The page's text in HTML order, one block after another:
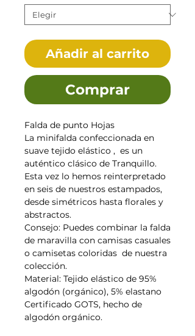
Añadir al carrito
Comprar
Falda de punto Hojas
La minifalda confeccionada en
suave tejido elástico , es un
auténtico clásico de Tranquillo.
Esta vez lo hemos reinterpretado
en seis de nuestros estampados,
desde simétricos hasta florales y
abstractos.
Consejo: Puedes combinar la falda
de maravilla con camisas casuales
o camisetas coloridas de nuestra
colección.
Material: Tejido elástico de 95%
algodón (orgánico), 5% elastano
Certificado GOTS, hecho de
algodón orgánico.